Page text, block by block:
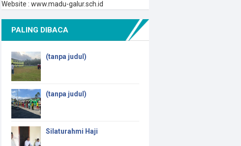
Website : www.madu-galur.sch.id
PALING DIBACA
(tanpa judul)
(tanpa judul)
Silaturahmi Haji